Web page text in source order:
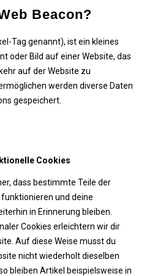
Beacon?
Tag genannt), ist ein kleines
oder Bild auf einer Website, das
auf der Website zu
werden diverse Daten
gespeichert.
Cookies
dass bestimmte Teile der
und deine
in Erinnerung bleiben.
Cookies erleichtern wir dir
Auf diese Weise musst du
nicht wiederholt dieselben
bleiben Artikel beispielsweise in